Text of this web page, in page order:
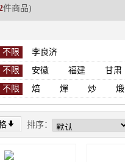
件商品)
不限
李良济
不限 安徽 福建 甘肃
不限 焙 燀 炒 煅
* 排序：